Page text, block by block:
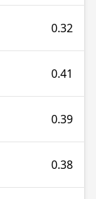
0.32
0.41
0.39
0.38